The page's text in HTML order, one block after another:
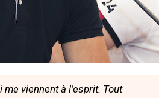
viennent à l’esprit. Tout